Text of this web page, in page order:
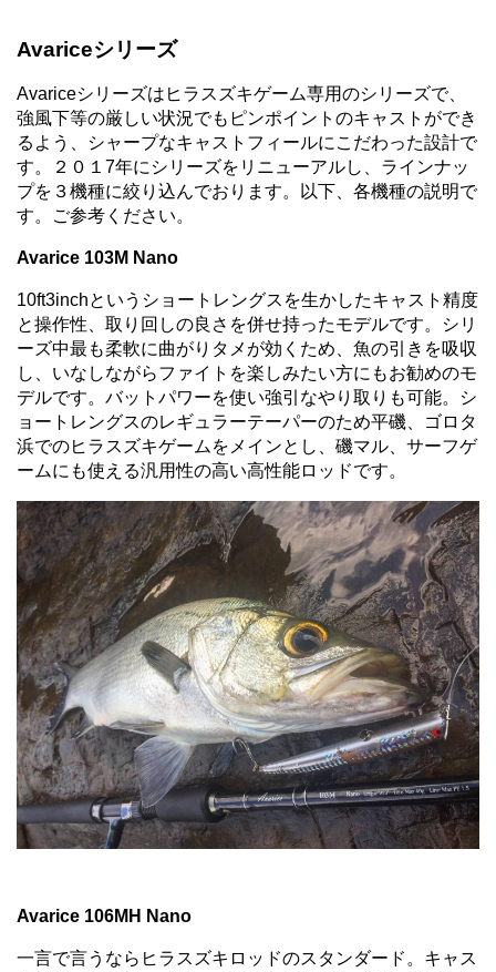
Avariceシリーズ
Avariceシリーズはヒラスズキゲーム専用のシリーズで、
強風下等の厳しい状況でもピンポイントのキャストができ
るよう、シャープなキャストフィールにこだわった設計で
す。２０１7年にシリーズをリニューアルし、ラインナッ
プを３機種に絞り込んでおります。以下、各機種の説明で
す。ご参考ください。
Avarice 103M Nano
10ft3inchというショートレングスを生かしたキャスト精度
と操作性、取り回しの良さを併せ持ったモデルです。シリ
ーズ中最も柔軟に曲がりタメが効くため、魚の引きを吸収
し、いなしながらファイトを楽しみたい方にもお勧めのモ
デルです。バットパワーを使い強引なやり取りも可能。シ
ョートレングスのレギュラーテーパーのため平磯、ゴロタ
浜でのヒラスズキゲームをメインとし、磯マル、サーフゲ
ームにも使える汎用性の高い高性能ロッドです。
Avarice 106MH Nano
一言で言うならヒラスズキロッドのスタンダード。キャス